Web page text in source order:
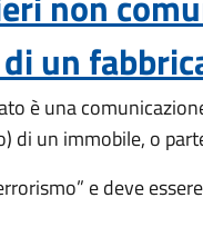
un
è una
un immobile, o
e deve